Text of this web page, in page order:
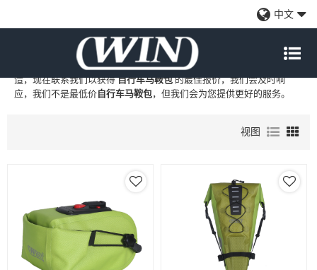
中文
自行车马鞍包 的专业中国制造商和供应商，我们提供定制批发
工厂、自有品牌自行车马鞍包和
造，现在联系我们以获得自行车马鞍包的最佳报价，我们会及时响
应，我们不是最低价自行车马鞍包，但我们会为您提供更好的服务。
视图